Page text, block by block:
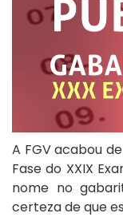
A FGV acabou
Fase do XXIX
nome no
certeza de que